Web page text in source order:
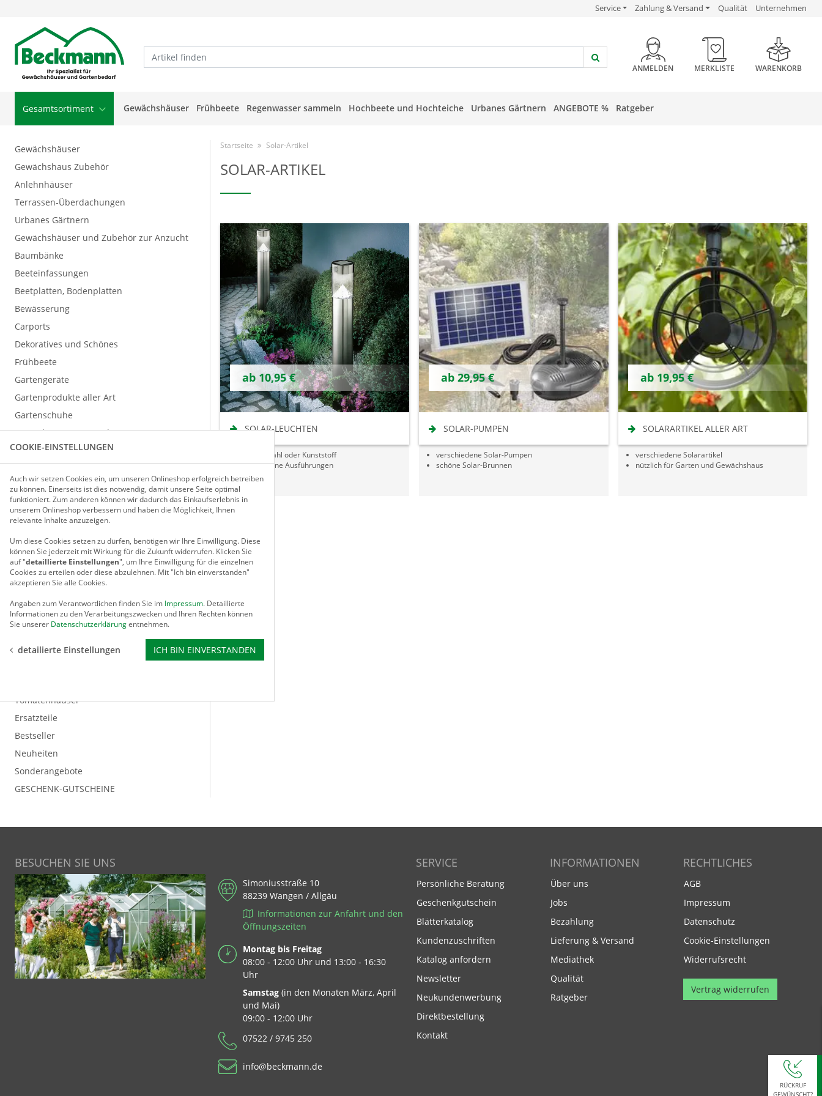
USP Verlinkung
Service Zahlung & Versand USP Verlinkung
Qualität USP Verlinkung
Unternehmen
HEADER BUTTON
ANMELDEN MERKLISTE WARENKORB
Gesamtsortiment Gewächshäuser Frühbeete Regenwasser sammeln Hochbeete und Hochteiche Urbanes Gärtnern ANGEBOTE % Ratgeber
Gewächshäuser
Gewächshaus Zubehör
Anlehnhäuser
Terrassen-Überdachungen
Urbanes Gärtnern
Gewächshäuser und Zubehör zur Anzucht
Baumbänke
Beeteinfassungen
Beetplatten, Bodenplatten
Bewässerung
Carports
Dekoratives und Schönes
Frühbeete
Gartengeräte
Gartenprodukte aller Art
Gartenschuhe
Gerätehäuser / Gartenboxen
Hochbeete und Hochteiche
Komposter
Pflanzgefäße / Rankhilfen
Regenwasser sammeln
Rosenbögen / Obelisken
Schädlings-Abwehr
Schutzdächer für Pflanzen
Solar-Leuchten
Solar-Pumpen
Tomatenhäuser
Ersatzteile
Bestseller
Neuheiten
Sonderangebote
GESCHENK-GUTSCHEINE
Startseite Solar-Artikel
SOLAR-ARTIKEL
ab 10,95 €
SOLAR-LEUCHTEN
aus Edelstahl oder Kunststoff
verschiedene Ausführungen
ab 29,95 €
SOLAR-PUMPEN
verschiedene Solar-Pumpen
schöne Solar-Brunnen
ab 19,95 €
SOLARARTIKEL ALLER ART
verschiedene Solarartikel
nützlich für Garten und Gewächshaus
BESUCHEN SIE UNS
Simoniusstraße 10
88239 Wangen / Allgäu
Informationen zur Anfahrt und den
Öffnungszeiten
Montag bis Freitag
08:00 - 12:00 Uhr und 13:00 - 16:30
Uhr
Samstag (in den Monaten März, April
und Mai)
09:00 - 12:00 Uhr
07522 / 9745 250
info@beckmann.de
SERVICE
Persönliche Beratung
Geschenkgutschein
Blätterkatalog
Kundenzuschriften
Footer Link
Katalog anfordern
Newsletter
Neukundenwerbung
Direktbestellung
Kontakt
INFORMATIONEN
Über uns
Jobs
Bezahlung
Lieferung & Versand
Mediathek
Qualität
Ratgeber
RECHTLICHES
AGB
Impressum
Datenschutz
Cookie-Einstellungen
Widerrufsrecht
Vertrag widerrufen
RÜCKRUF
GEWÜNSCHT?
COOKIE-EINSTELLUNGEN
Auch wir setzen Cookies ein, um unseren Onlineshop erfolgreich betreiben
zu können. Einerseits ist dies notwendig, damit unsere Seite optimal
funktioniert. Zum anderen können wir dadurch das Einkaufserlebnis in
unserem Onlineshop verbessern und haben die Möglichkeit, Ihnen
relevante Inhalte anzuzeigen.
Um diese Cookies setzen zu dürfen, benötigen wir Ihre Einwilligung. Diese
können Sie jederzeit mit Wirkung für die Zukunft widerrufen. Klicken Sie
auf "detaillierte Einstellungen", um Ihre Einwilligung für die einzelnen
Cookies zu erteilen oder diese abzulehnen. Mit "Ich bin einverstanden"
akzeptieren Sie alle Cookies.
Angaben zum Verantwortlichen finden Sie im Impressum. Detaillierte
Informationen zu den Verarbeitungszwecken und Ihren Rechten können
Sie unserer Datenschutzerklärung entnehmen.
detailierte Einstellungen ICH BIN EINVERSTANDEN